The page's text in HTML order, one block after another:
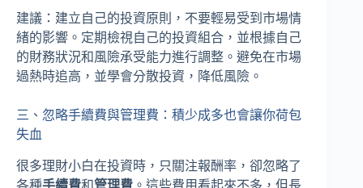
建議：建立自己的投資原則，不要輕易受到市場情
緒的影響。定期檢視自己的投資組合，並根據自己
的財務狀況和風險承受能力進行調整。避免在市場
過熱時追高，並學會分散投資，降低風險。
三、忽略手續費與管理費：積少成多也會讓你荷包
失血
很多理財小白在投資時，只關注報酬率，卻忽略了